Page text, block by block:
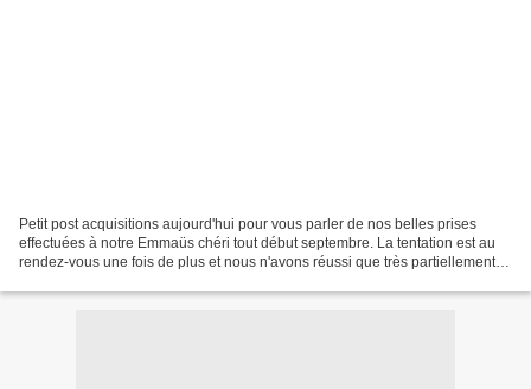
Petit post acquisitions aujourd'hui pour vous parler de nos belles prises
effectuées à notre Emmaüs chéri tout début septembre. La tentation est au
rendez-vous une fois de plus et nous n'avons réussi que très partiellement à